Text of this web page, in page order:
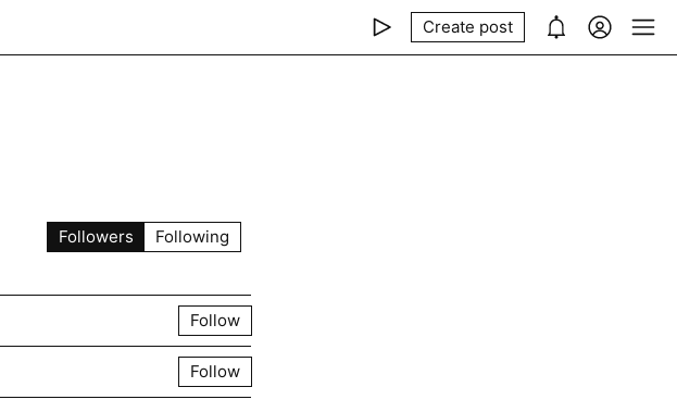
Create post
Followers Following
Follow
Follow